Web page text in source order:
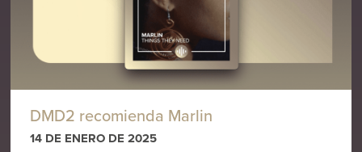
DMD2 recomienda Marlin
14 DE ENERO DE 2025